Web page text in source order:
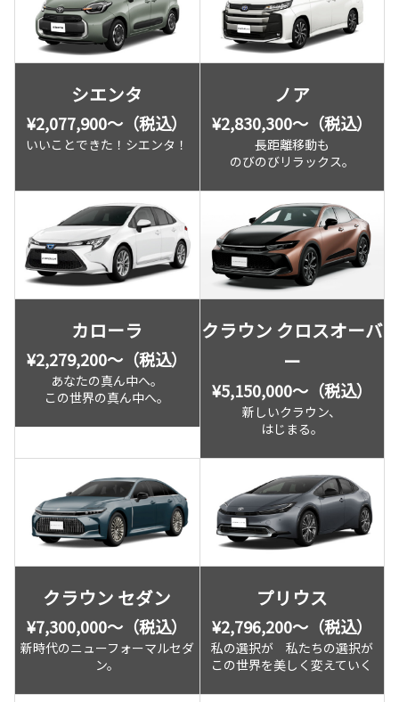
シエンタ
¥2,077,900〜（税込）
いいことできた！シエンタ！
ノア
¥2,830,300〜（税込）
長距離移動も
のびのびリラックス。
カローラ
¥2,279,200〜（税込）
あなたの真ん中へ。
この世界の真ん中へ。
クラウン クロスオーバ
ー
¥5,150,000〜（税込）
新しいクラウン、
はじまる。
クラウン セダン
¥7,300,000〜（税込）
新時代のニューフォーマルセダ
ン。
プリウス
¥2,796,200〜（税込）
私の選択が 私たちの選択が
この世界を美しく変えていく